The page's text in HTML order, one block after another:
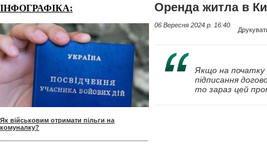
ІНФОГРАФІКА:
Як військовим отримати пільги на
комуналку?
Оренда житла в
06 Вересня 2024 p. 16:40
Якщо на початку
підписання
то зараз цей